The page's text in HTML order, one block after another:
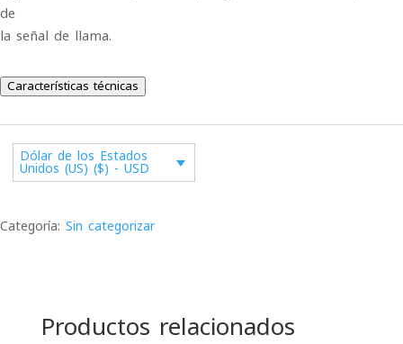
de
la señal de llama.
Características técnicas
Dólar de los Estados
Unidos (US) ($) - USD
Categoría: Sin categorizar
Productos relacionados